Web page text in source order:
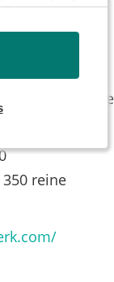
oder die
reine